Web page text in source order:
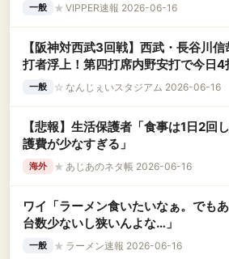
一般 ★ VIPPER速報 2026-06-16
【阪神対西武3回戦】西武・長谷川
打者浮上！第四打席内野安打で今日4
打！！！！！！
一般 ☆ なんじぇいスタジアム 2026-06-16
【悲報】生活保護者「食事は1日2回
護費が少なすぎる」
海外 ★ あじあのネタ帳 2026-06-16
ワイ「ラーメン食いたいなぁ。でも
台数少ないし狭いんよな…」
一般 ★ ラーメン速報 2026-06-16